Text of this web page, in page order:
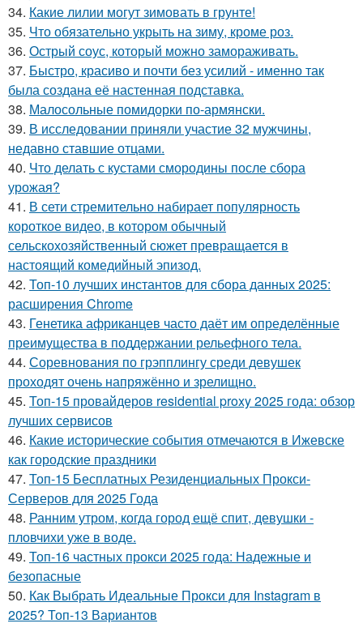
34. Какие лилии могут зимовать в грунте!
35. Что обязательно укрыть на зиму, кроме роз.
36. Острый соус, который можно замораживать.
37. Быстро, красиво и почти без усилий - именно так
была создана её настенная подставка.
38. Малосольные помидорки по-армянски.
39. В исследовании приняли участие 32 мужчины,
недавно ставшие отцами.
40. Что делать с кустами смородины после сбора
урожая?
41. В сети стремительно набирает популярность
короткое видео, в котором обычный
сельскохозяйственный сюжет превращается в
настоящий комедийный эпизод.
42. Топ-10 лучших инстантов для сбора данных 2025:
расширения Chrome
43. Генетика африканцев часто даёт им определённые
преимущества в поддержании рельефного тела.
44. Соревнования по грэпплингу среди девушек
проходят очень напряжённо и зрелищно.
45. Топ-15 провайдеров residential proxy 2025 года: обзор
лучших сервисов
46. Какие исторические события отмечаются в Ижевске
как городские праздники
47. Топ-15 Бесплатных Резиденциальных Прокси-
Серверов для 2025 Года
48. Ранним утром, когда город ещё спит, девушки -
пловчихи уже в воде.
49. Топ-16 частных прокси 2025 года: Надежные и
безопасные
50. Как Выбрать Идеальные Прокси для Instagram в
2025? Топ-13 Вариантов